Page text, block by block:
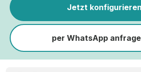
Jetzt
per WhatsApp